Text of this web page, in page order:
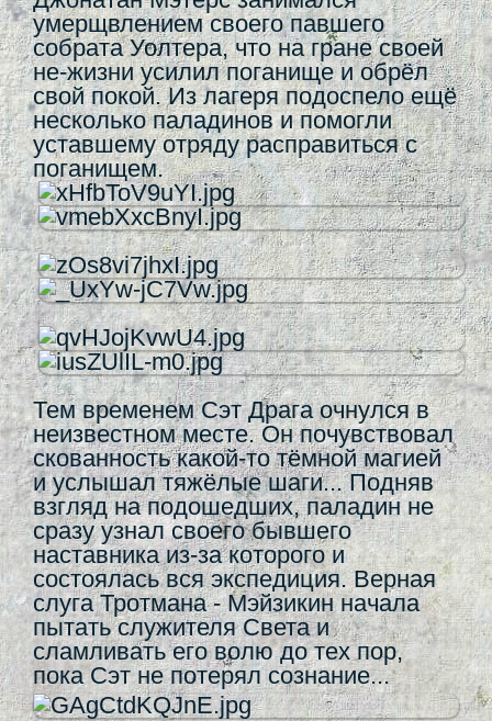
умерщвлением своего павшего
собрата Уолтера, что на гране своей
не-жизни усилил поганище и обрёл
свой покой. Из лагеря подоспело ещё
несколько паладинов и помогли
уставшему отряду расправиться с
поганищем.
Тем временем Сэт Драга очнулся в
неизвестном месте. Он почувствовал
скованность какой-то тёмной магией
и услышал тяжёлые шаги... Подняв
взгляд на подошедших, паладин не
сразу узнал своего бывшего
наставника из-за которого и
состоялась вся экспедиция. Верная
слуга Тротмана - Мэйзикин начала
пытать служителя Света и
сламливать его волю до тех пор,
пока Сэт не потерял сознание...